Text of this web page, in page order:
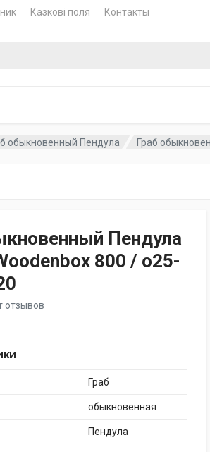
Казкові поля Контакты
обыкновенный Пендула Граб
Пендула
800 / o25-
отзывов
Граб
обыкновенная
Пендула